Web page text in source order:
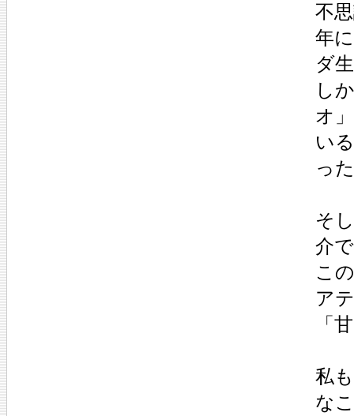
不
年
ダ
し
オ
い
っ
そ
介
こ
ア
「
私
な